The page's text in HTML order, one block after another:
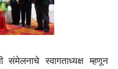
स्वागताध्यक्ष म्हणून